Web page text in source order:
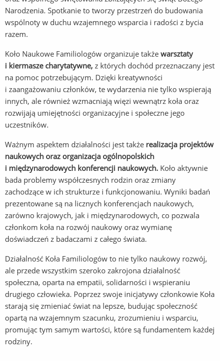
Narodzenia. Spotkanie to tworzy przestrzeń do budowania
wspólnoty w duchu wzajemnego wsparcia i radości z bycia
razem.
Koło Naukowe Familiologów organizuje także warsztaty
i kiermasze charytatywne, z których dochód przeznaczany jest
na pomoc potrzebującym. Dzięki kreatywności
i zaangażowaniu członków, te wydarzenia nie tylko wspierają
innych, ale również wzmacniają więzi wewnątrz koła oraz
rozwijają umiejętności organizacyjne i społeczne jego
uczestników.
Ważnym aspektem działalności jest także realizacja projektów
naukowych oraz organizacja ogólnopolskich
i międzynarodowych konferencji naukowych. Koło aktywnie
bada problemy współczesnych rodzin oraz zmiany
zachodzące w ich strukturze i funkcjonowaniu. Wyniki badań
prezentowane są na licznych konferencjach naukowych,
zarówno krajowych, jak i międzynarodowych, co pozwala
członkom koła na rozwój naukowy oraz wymianę
doświadczeń z badaczami z całego świata.
Działalność Koła Familiologów to nie tylko naukowy rozwój,
ale przede wszystkim szeroko zakrojona działalność
społeczna, oparta na empatii, solidarności i wspieraniu
drugiego człowieka. Poprzez swoje inicjatywy członkowie Koła
starają się zmieniać świat na lepsze, budując społeczność
opartą na wzajemnym szacunku, zrozumieniu i wsparciu,
promując tym samym wartości, które są fundamentem każdej
rodziny.